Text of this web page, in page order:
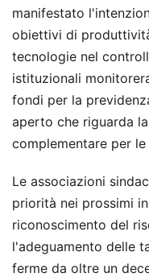
manifestato
obiettivi di
tecnologie nel
istituzionali
fondi per la
aperto che riguarda
complementare per
Le associazioni
priorità nei prossimi
riconoscimento del
l'adeguamento delle
ferme da oltre un